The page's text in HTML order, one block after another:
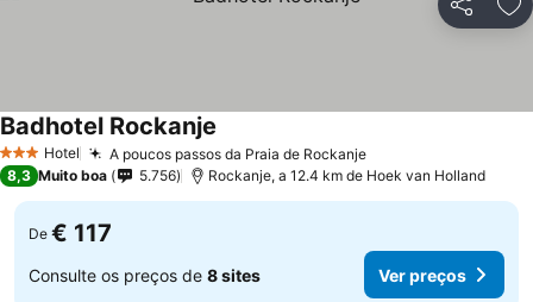
Partilhar
3 EstrelasHotel A poucos passos da Praia de Rockanje
Badhotel Rockanje
8,3 Muito boa 5.756 Rockanje, a 12.4 km de Hoek van Holland
De € 117
Consulte os preços de 8 sites Ver preços